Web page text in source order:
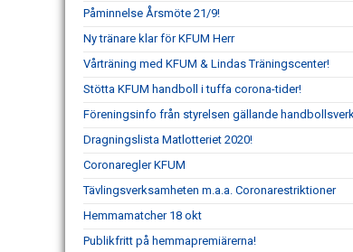
Påminnelse Årsmöte 21/9!
Ny tränare klar för KFUM Herr
Vårträning med KFUM & Lindas Träningscenter!
Stötta KFUM handboll i tuffa corona-tider!
Föreningsinfo från styrelsen gällande
Dragningslista Matlotteriet 2020!
Coronaregler KFUM
Tävlingsverksamheten m.a.a. Coronarestriktioner
Hemmamatcher 18 okt
Publikfritt på hemmapremiärerna!